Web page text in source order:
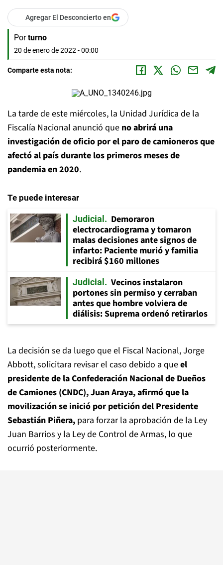
Agregar El Desconcierto en
Por turno
20 de enero de 2022 - 00:00
Comparte esta nota:
La tarde de este miércoles, la Unidad Jurídica de la
Fiscalía Nacional anunció que no abrirá una
investigación de oficio por el paro de camioneros que
afectó al país durante los primeros meses de
pandemia en 2020.
Te puede interesar
Judicial
Demoraron
electrocardiograma y tomaron
malas decisiones ante signos de
infarto: Paciente murió y familia
recibirá $160 millones
Judicial
Vecinos instalaron
portones sin permiso y cerraban
antes que hombre volviera de
diálisis: Suprema ordenó retirarlos
La decisión se da luego que el Fiscal Nacional, Jorge
Abbott, solicitara revisar el caso debido a queel
presidente de la Confederación Nacional de Dueños
de Camiones (CNDC), Juan Araya, afirmó que la
movilización se inició por petición del Presidente
Sebastián Piñera, para forzar la aprobación de la Ley
Juan Barrios y la Ley de Control de Armas, lo que
ocurrió posteriormente.